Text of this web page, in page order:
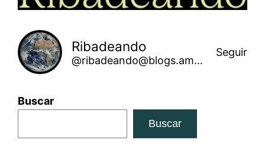
Ribadeando
@ribadeando@blogs.amarinha.gal
Seguir
Buscar
Buscar